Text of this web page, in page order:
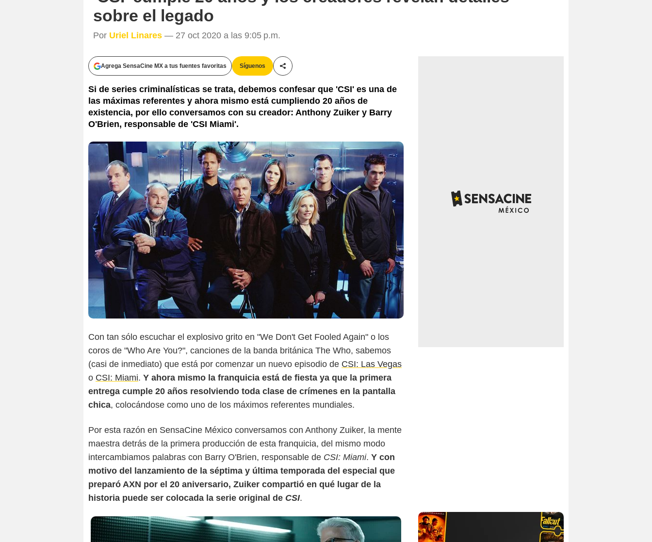
sobre el legado
Por Uriel Linares — 27 oct 2020 a las 9:05 p.m.
Agrega SensaCine MX a tus fuentes favoritas Síguenos
Compartir esta noticia
Si de series criminalísticas se trata, debemos confesar que 'CSI' es una de
las máximas referentes y ahora mismo está cumpliendo 20 años de
existencia, por ello conversamos con su creador: Anthony Zuiker y Barry
O'Brien, responsable de 'CSI Miami'.
Con tan sólo escuchar el explosivo grito en "We Don't Get Fooled Again" o los
coros de "Who Are You?", canciones de la banda británica The Who, sabemos
(casi de inmediato) que está por comenzar un nuevo episodio de CSI: Las Vegas
o CSI: Miami. Y ahora mismo la franquicia está de fiesta ya que la primera
entrega cumple 20 años resolviendo toda clase de crímenes en la pantalla
chica, colocándose como uno de los máximos referentes mundiales.
Por esta razón en SensaCine México conversamos con Anthony Zuiker, la mente
maestra detrás de la primera producción de esta franquicia, del mismo modo
intercambiamos palabras con Barry O'Brien, responsable de CSI: Miami. Y con
motivo del lanzamiento de la séptima y última temporada del especial que
preparó AXN por el 20 aniversario, Zuiker compartió en qué lugar de la
historia puede ser colocada la serie original de CSI.